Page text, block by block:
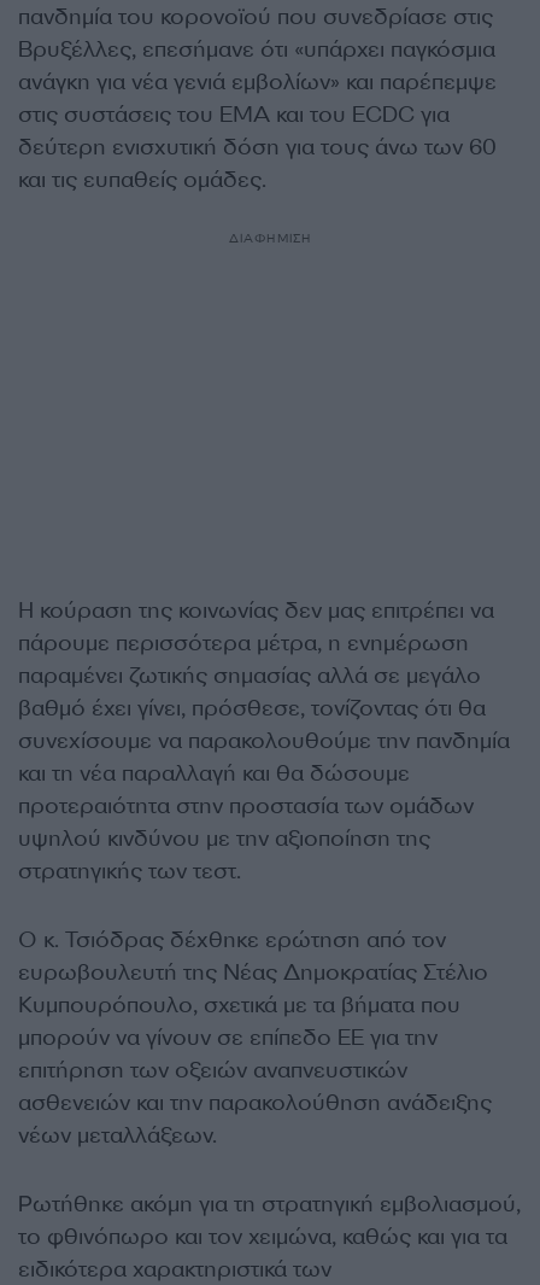
πανδημία του κορονοϊού που συνεδρίασε στις
Βρυξέλλες, επεσήμανε ότι «υπάρχει παγκόσμια
ανάγκη για νέα γενιά εμβολίων» και παρέπεμψε
στις συστάσεις του EMA και του ECDC για
δεύτερη ενισχυτική δόση για τους άνω των 60
και τις ευπαθείς ομάδες.
ΔΙΑΦΗΜΙΣΗ
Η κούραση της κοινωνίας δεν μας επιτρέπει να
πάρουμε περισσότερα μέτρα, η ενημέρωση
παραμένει ζωτικής σημασίας αλλά σε μεγάλο
βαθμό έχει γίνει, πρόσθεσε, τονίζοντας ότι θα
συνεχίσουμε να παρακολουθούμε την πανδημία
και τη νέα παραλλαγή και θα δώσουμε
προτεραιότητα στην προστασία των ομάδων
υψηλού κινδύνου με την αξιοποίηση της
στρατηγικής των τεστ.
Ο κ. Τσιόδρας δέχθηκε ερώτηση από τον
ευρωβουλευτή της Νέας Δημοκρατίας Στέλιο
Κυμπουρόπουλο, σχετικά με τα βήματα που
μπορούν να γίνουν σε επίπεδο ΕΕ για την
επιτήρηση των οξειών αναπνευστικών
ασθενειών και την παρακολούθηση ανάδειξης
νέων μεταλλάξεων.
Ρωτήθηκε ακόμη για τη στρατηγική εμβολιασμού,
το φθινόπωρο και τον χειμώνα, καθώς και για τα
ειδικότερα χαρακτηριστικά των